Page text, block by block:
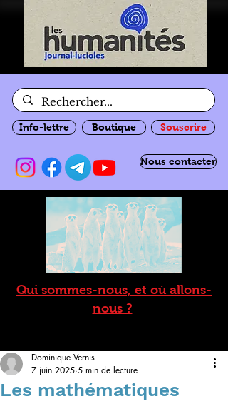
Info-lettre Boutique Souscrire
Nous contacter
Qui sommes-nous, et où allons-
nous ?
Les mathématiques
Dominique Vernis
7 juin 2025 5 min de lecture